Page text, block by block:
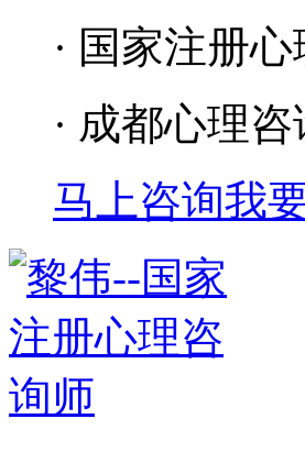
· 国家注册
· 成都心理
马上咨询我